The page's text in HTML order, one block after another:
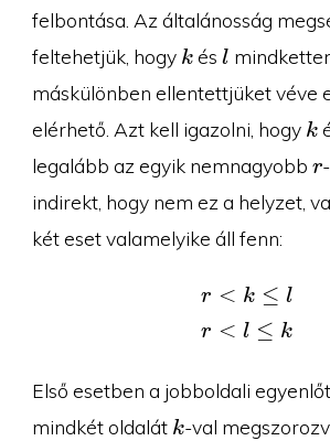
felbontása. Az általánosság
feltehetjük, hogy k
k ésl
l
máskülönben ellentettjüket véve
elérhető. Azt kell igazolni, hogy k
k
legalább az egyik nemnagyobb r
r
indirekt, hogy nem ez a helyzet,
két eset valamelyike áll fenn:
r
r
< k ≤ l
< l ≤ k
Első esetben a jobboldali
mindkét oldalát k
k-val